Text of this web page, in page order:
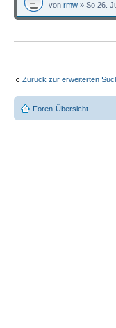
von rmw » So 26.
Zurück zur erweiterten
Foren-Übersicht